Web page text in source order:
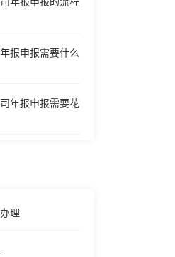
报申报需要什么
年报申报需要花
理